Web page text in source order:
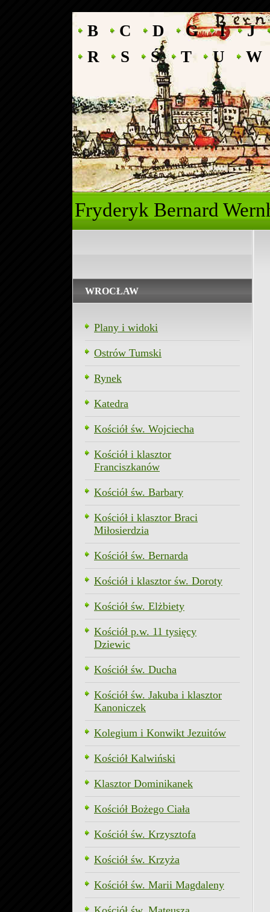
B C D G I
J
R
S Ś T U W
Fryderyk
WROCŁAW
Plany i widoki
Ostrów Tumski
Rynek
Katedra
Kościół św. Wojciecha
Kościół i klasztor
Franciszkanów
Kościół św. Barbary
Kościół i klasztor Braci
Miłosierdzia
Kościół św. Bernarda
Kościół i klasztor św. Doroty
Kościół św. Elżbiety
Kościół p.w. 11 tysięcy
Dziewic
Kościół św. Ducha
Kościół św. Jakuba i klasztor
Kanoniczek
Kolegium i Konwikt Jezuitów
Kościół Kalwiński
Klasztor Dominikanek
Kościół Bożego Ciała
Kościół św. Krzysztofa
Kościół św. Krzyża
Kościół św. Marii Magdaleny